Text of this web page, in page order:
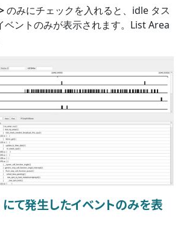
のみにチェックを入れると、idle タス
ベントのみが表示されます。List Area
て発生したイベントのみを表